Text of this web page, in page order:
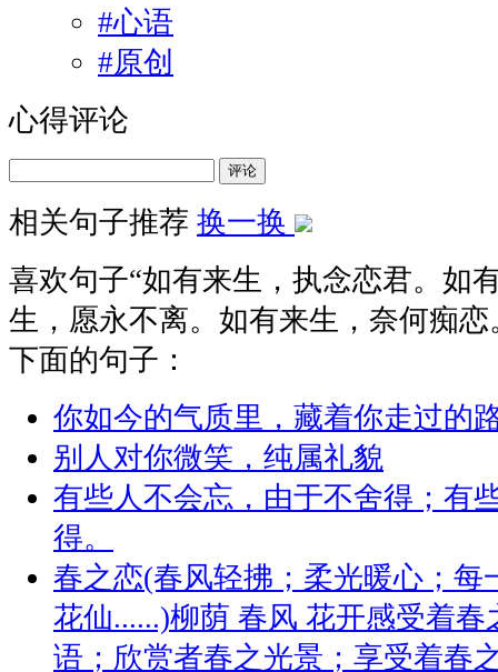
#心语
#原创
心得评论
评论
相关句子推荐 换一换
喜欢句子“如有来生，执念恋君。如
生，愿永不离。如有来生，奈何痴恋
下面的句子：
你如今的气质里，藏着你走过的
别人对你微笑，纯属礼貌
有些人不会忘，由于不舍得；有
得。
春之恋(春风轻拂；柔光暖心；
花仙......)柳荫 春风 花开感受着
语；欣赏者春之光景；享受着春